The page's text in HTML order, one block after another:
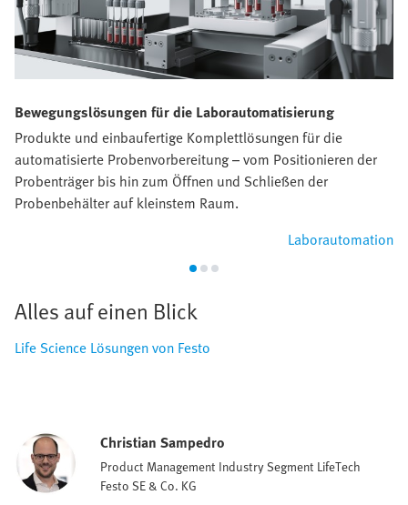
Bewegungslösungen für die Laborautomatisierung
Produkte und einbaufertige Komplettlösungen für die
automatisierte Probenvorbereitung – vom Positionieren der
Probenträger bis hin zum Öffnen und Schließen der
Probenbehälter auf kleinstem Raum.
Laborautomation
Alles auf einen Blick
Life Science Lösungen von Festo
Christian Sampedro
Product Management Industry Segment LifeTech
Festo SE & Co. KG